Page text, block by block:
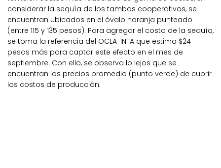
considerar la sequía de los tambos cooperativos, se
encuentran ubicados en el óvalo naranja punteado
(entre 115 y 135 pesos). Para agregar el costo de la sequía,
se toma la referencia del OCLA-INTA que estima $24
pesos más para captar este efecto en el mes de
septiembre. Con ello, se observa lo lejos que se
encuentran los precios promedio (punto verde) de cubrir
los costos de producción.